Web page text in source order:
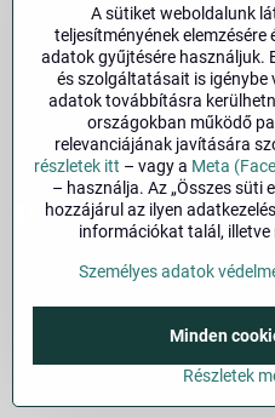
Vásárlástól való elállás menete és
Elállás a szerződéstől
Impresszum
Üzemeltetői adatok és jogi
🔐Biztonság
Facebook Instagram
Személyes adatok
A
Alapján
A sütiket weboldalunk
teljesítményének
adatok gyűjtésére használjuk.
és szolgáltatásait is igénybe
adatok továbbításra
országokban működő
relevanciájának javítására
részletek itt – vagy a Meta
– használja. Az „Összes
hozzájárul az ilyen
információkat talál,
Személyes adatok
Részletek
Minden